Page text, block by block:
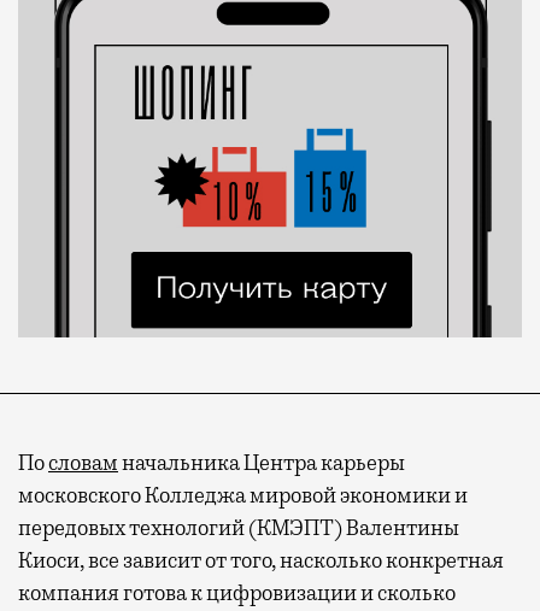
Пословамначальника Центра карьеры
московского Колледжа мировой экономики и
передовых технологий (КМЭПТ) Валентины
Киоси, все зависит от того, насколько конкретная
компания готова к цифровизации и сколько